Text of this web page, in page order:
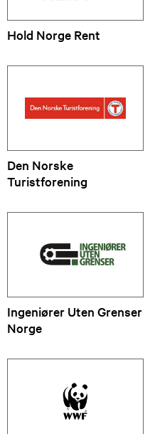
Hold Norge Rent
Den Norske
Turistforening
Ingeniører Uten Grenser
Norge